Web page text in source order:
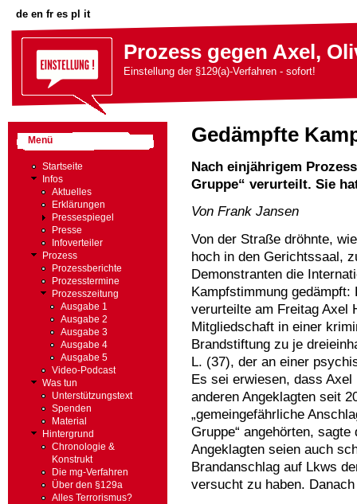
de en fr es pl it
Prozess gegen Axel,
Einstellung der §129(a)-Verfahren - sofort!
Gedämpfte
Nach einjährigem
Gruppe“ verurteilt. Sie
Von Frank Jansen
Von der Straße dröhnte,
hoch in den Gerichtssaal,
Demonstranten die
Kampfstimmung
verurteilte am Freitag Axel
Mitgliedschaft in einer
Brandstiftung zu je
L. (37), der an einer
Es sei erwiesen, dass
anderen Angeklagten seit
„gemeingefährliche
Gruppe“ angehörten,
Angeklagten seien auch
Brandanschlag auf Lkws
versucht zu haben.
Menü
Startseite
Infos
Aktuelles
Erklärungen
Pressespiegel
Presse
Infoverteiler
Prozess
Prozessberichte
Prozesstermine
Prozesszeitung
Ausgabe 1
Ausgabe 2
Ausgabe 3
Ausgabe 4
Ausgabe 5
Video-Podcast
Was tun
Unterstützungstext
Spenden
Material
Hintergrund
Chronologie &
Konstrukt
Die mg-Verfahren
Über den §129a
Alles Terrorismus?